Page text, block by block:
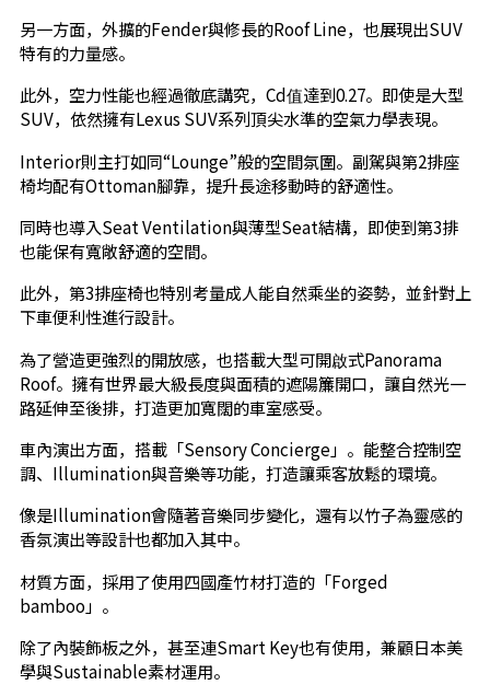
另一方面，外擴的Fender與修長的Roof Line，也展現出SUV
特有的力量感。
此外，空力性能也經過徹底講究，Cd值達到0.27。即使是大型
SUV，依然擁有Lexus SUV系列頂尖水準的空氣力學表現。
Interior則主打如同“Lounge”般的空間氛圍。副駕與第2排座
椅均配有Ottoman腳靠，提升長途移動時的舒適性。
同時也導入Seat Ventilation與薄型Seat結構，即使到第3排
也能保有寬敞舒適的空間。
此外，第3排座椅也特別考量成人能自然乘坐的姿勢，並針對上
下車便利性進行設計。
為了營造更強烈的開放感，也搭載大型可開啟式Panorama
Roof。擁有世界最大級長度與面積的遮陽簾開口，讓自然光一
路延伸至後排，打造更加寬闊的車室感受。
車內演出方面，搭載「Sensory Concierge」。能整合控制空
調、Illumination與音樂等功能，打造讓乘客放鬆的環境。
像是Illumination會隨著音樂同步變化，還有以竹子為靈感的
香氛演出等設計也都加入其中。
材質方面，採用了使用四國產竹材打造的「Forged
bamboo」。
除了內裝飾板之外，甚至連Smart Key也有使用，兼顧日本美
學與Sustainable素材運用。